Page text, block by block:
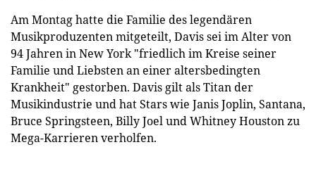
Am Montag hatte die Familie des legendären
Musikproduzenten mitgeteilt, Davis sei im Alter von
94 Jahren in New York "friedlich im Kreise seiner
Familie und Liebsten an einer altersbedingten
Krankheit" gestorben. Davis gilt als Titan der
Musikindustrie und hat Stars wie Janis Joplin, Santana,
Bruce Springsteen, Billy Joel und Whitney Houston zu
Mega-Karrieren verholfen.